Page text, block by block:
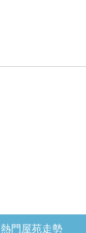
熱門屋苑走勢